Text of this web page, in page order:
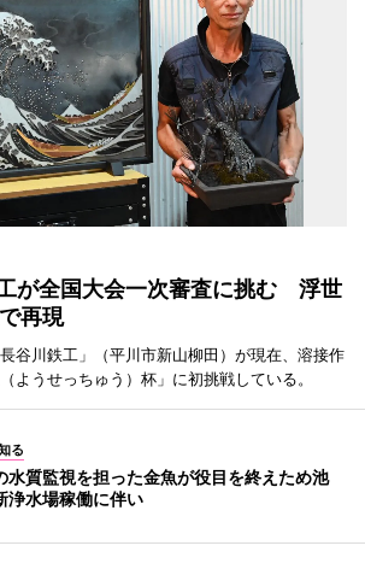
が全国大会一次審査に挑む 浮世
再現
谷川鉄工」（平川市新山柳田）が現在、溶接作
ようせっちゅう）杯」に初挑戦している。
る
水質監視を担った金魚が役目を終えため池
水場稼働に伴い